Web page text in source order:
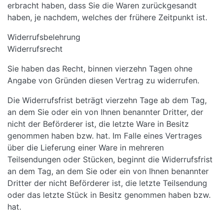
erbracht haben, dass Sie die Waren zurückgesandt
haben, je nachdem, welches der frühere Zeitpunkt ist.
Widerrufsbelehrung
Widerrufsrecht
Sie haben das Recht, binnen vierzehn Tagen ohne
Angabe von Gründen diesen Vertrag zu widerrufen.
Die Widerrufsfrist beträgt vierzehn Tage ab dem Tag,
an dem Sie oder ein von Ihnen benannter Dritter, der
nicht der Beförderer ist, die letzte Ware in Besitz
genommen haben bzw. hat. Im Falle eines Vertrages
über die Lieferung einer Ware in mehreren
Teilsendungen oder Stücken, beginnt die Widerrufsfrist
an dem Tag, an dem Sie oder ein von Ihnen benannter
Dritter der nicht Beförderer ist, die letzte Teilsendung
oder das letzte Stück in Besitz genommen haben bzw.
hat.